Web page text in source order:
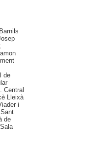
de
Central
Lleixà
i
de